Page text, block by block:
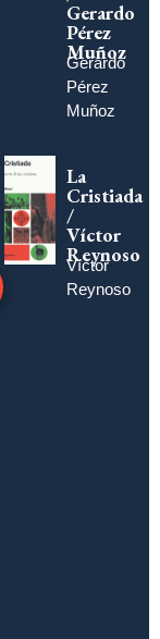
Gerardo
Pérez
Muñoz
Gerardo
Pérez
Muñoz
La
Cristiada
/
Víctor
Reynoso
Víctor
Reynoso